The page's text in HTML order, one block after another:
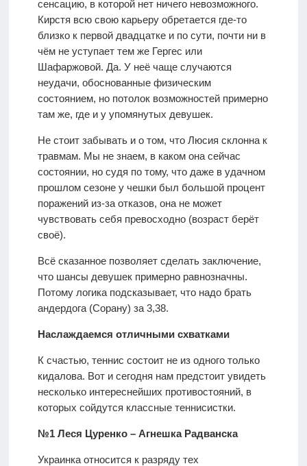
сенсацию, в которой нет ничего невозможного.
Кирстя всю свою карьеру обретается где-то
близко к первой двадцатке и по сути, почти ни в
чём не уступает тем же Гергес или
Шафаржовой. Да. У неё чаще случаются
неудачи, обоснованные физическим
состоянием, но потолок возможностей примерно
там же, где и у упомянутых девушек.
Не стоит забывать и о том, что Люсия склонна к
травмам. Мы не знаем, в каком она сейчас
состоянии, но судя по тому, что даже в удачном
прошлом сезоне у чешки был большой процент
поражений из-за отказов, она не может
чувствовать себя превосходно (возраст берёт
своё).
Всё сказанное позволяет сделать заключение,
что шансы девушек примерно равнозначны.
Потому логика подсказывает, что надо брать
андердога (Сорану) за 3,38.
Наслаждаемся отличными схватками
К счастью, теннис состоит не из одного только
кидалова. Вот и сегодня нам предстоит увидеть
несколько интереснейших противостояний, в
которых сойдутся классные теннисистки.
№1 Леся Цуренко – Агнешка Радванска
Украинка относится к разряду тех